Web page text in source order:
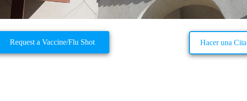
Request a Vaccine/Flu Shot Hacer una Cita